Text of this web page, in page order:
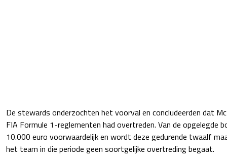
De stewards onderzochten het voorval en concludeerden dat
FIA Formule 1-reglementen had overtreden. Van de opgelegde
10.000 euro voorwaardelijk en wordt deze gedurende twaalf
het team in die periode geen soortgelijke overtreding begaat.